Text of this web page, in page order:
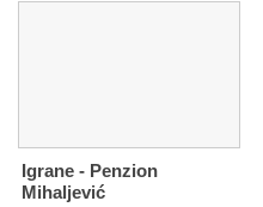
Igrane - Penzion
Mihaljević